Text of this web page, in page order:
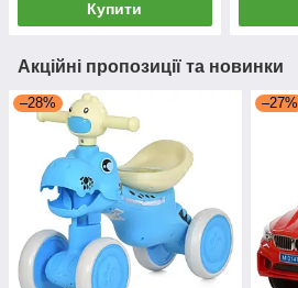
Купити
Акційні пропозиції та новинки
–28% –27%